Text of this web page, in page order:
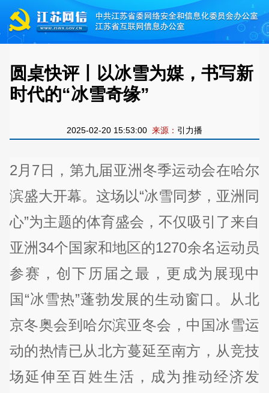
圆桌快评丨以冰雪为媒，书写新
时代的“冰雪奇缘”
2025-02-20 15:53:00 来源： 引力播
2月7日，第九届亚洲冬季运动会在哈尔
滨盛大开幕。这场以“冰雪同梦，亚洲同
心”为主题的体育盛会，不仅吸引了来自
亚洲34个国家和地区的1270余名运动员
参赛，创下历届之最，更成为展现中
国“冰雪热”蓬勃发展的生动窗口。从北
京冬奥会到哈尔滨亚冬会，中国冰雪运
动的热情已从北方蔓延至南方，从竞技
场延伸至百姓生活，成为推动经济发